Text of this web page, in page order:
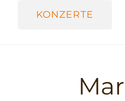
KONZERTE